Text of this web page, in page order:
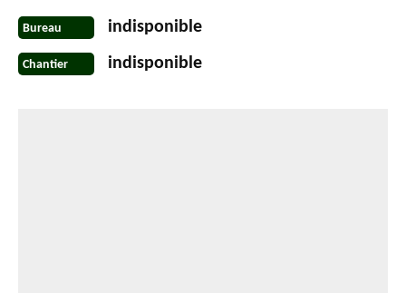
Bureau indisponible
Chantier indisponible